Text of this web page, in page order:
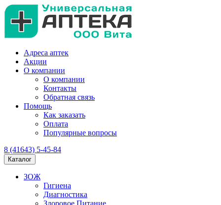
Адреса аптек
Акции
О компании
О компании
Контакты
Обратная связь
Помощь
Как заказать
Оплата
Популярные вопросы
8 (41643) 5-45-84
Каталог
ЗОЖ
Гигиена
Диагностика
Здоровое Питание